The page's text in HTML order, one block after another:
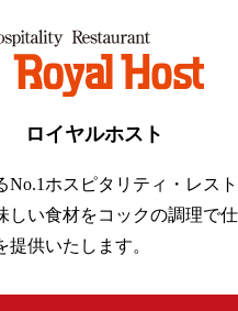
ロイヤルホスト
No.1ホスピタリティ・レス
しい食材をコックの調理で
供いたします。